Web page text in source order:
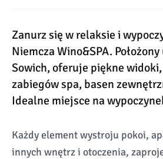
Zanurz się w relaksie i
Niemcza Wino&SPA.
Sowich, oferuje piękne
zabiegów spa, basen
Idealne miejsce na
Każdy element wystroju pokoi,
innych wnętrz i otoczenia,